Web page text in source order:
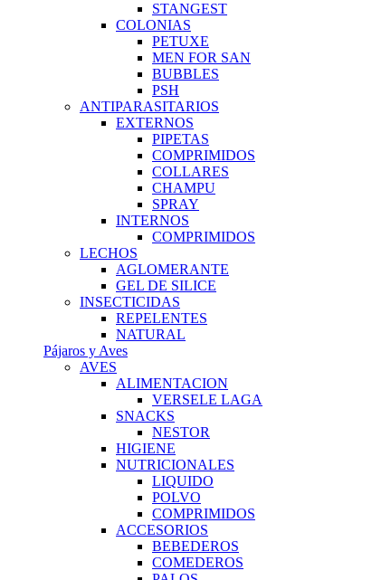
STANGEST
COLONIAS
PETUXE
MEN FOR SAN
BUBBLES
PSH
ANTIPARASITARIOS
EXTERNOS
PIPETAS
COMPRIMIDOS
COLLARES
CHAMPU
SPRAY
INTERNOS
COMPRIMIDOS
LECHOS
AGLOMERANTE
GEL DE SILICE
INSECTICIDAS
REPELENTES
NATURAL
Pájaros y Aves
AVES
ALIMENTACION
VERSELE LAGA
SNACKS
NESTOR
HIGIENE
NUTRICIONALES
LIQUIDO
POLVO
COMPRIMIDOS
ACCESORIOS
BEBEDEROS
COMEDEROS